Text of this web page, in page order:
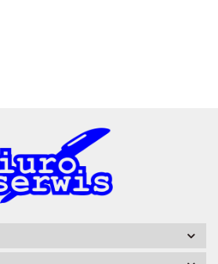
A4 Tech